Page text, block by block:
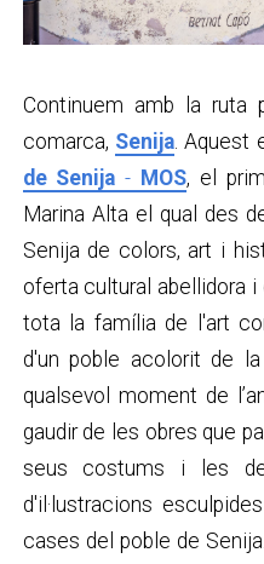
Continuem amb la ruta
comarca, Senija. Aquest
de Senija - MOS, el
Marina Alta el qual des
Senija de colors, art i
oferta cultural abellidora i
tota la família de l'art
d'un poble acolorit de
qualsevol moment de
gaudir de les obres que
seus costums i les
d'il·lustracions
cases del poble de